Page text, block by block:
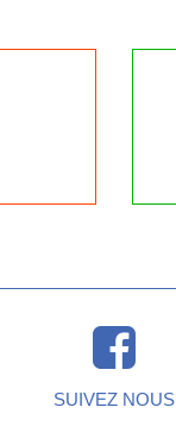
SUIVEZ NOUS